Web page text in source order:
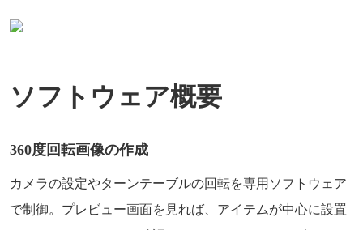
ソフトウェア概要
360度回転画像の作成
カメラの設定やターンテーブルの回転を専用ソフトウェア
で制御。プレビュー画面を見れば、アイテムが中心に設置